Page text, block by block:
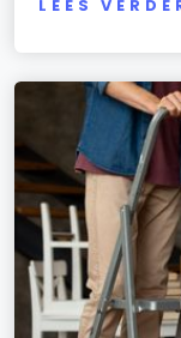
LEES